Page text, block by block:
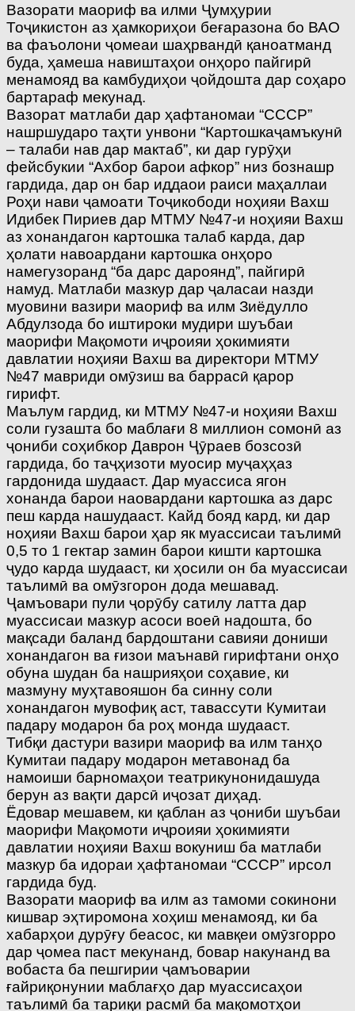
Вазорати маориф ва илми Ҷумҳурии
Тоҷикистон аз ҳамкориҳои беғаразона бо ВАО
ва фаъолони ҷомеаи шаҳрвандӣ қаноатманд
буда, ҳамеша навиштаҳои онҳоро пайгирӣ
менамояд ва камбудиҳои ҷойдошта дар соҳаро
бартараф мекунад.
Вазорат матлаби дар ҳафтаномаи “СССР”
нашршударо таҳти унвони “Картошкаҷамъкунӣ
– талаби нав дар мактаб”, ки дар гурӯҳи
фейсбукии “Ахбор барои афкор” низ бознашр
гардида, дар он бар иддаои раиси маҳаллаи
Роҳи нави ҷамоати Тоҷикободи ноҳияи Вахш
Идибек Пириев дар МТМУ №47-и ноҳияи Вахш
аз хонандагон картошка талаб карда, дар
ҳолати навоардани картошка онҳоро
намегузоранд “ба дарс дароянд”, пайгирӣ
намуд. Матлаби мазкур дар ҷаласаи назди
муовини вазири маориф ва илм Зиёдулло
Абдулзода бо иштироки мудири шуъбаи
маорифи Мақомоти иҷроияи ҳокимияти
давлатии ноҳияи Вахш ва директори МТМУ
№47 мавриди омӯзиш ва баррасӣ қарор
гирифт.
Маълум гардид, ки МТМУ №47-и ноҳияи Вахш
соли гузашта бо маблағи 8 миллион сомонӣ аз
ҷониби соҳибкор Даврон Ҷӯраев бозсозӣ
гардида, бо таҷҳизоти муосир муҷаҳҳаз
гардонида шудааст. Дар муассиса ягон
хонанда барои наовардани картошка аз дарс
пеш карда нашудааст. Кайд бояд кард, ки дар
ноҳияи Вахш барои ҳар як муассисаи таълимӣ
0,5 то 1 гектар замин барои кишти картошка
ҷудо карда шудааст, ки ҳосили он ба муассисаи
таълимӣ ва омӯзгорон дода мешавад.
Ҷамъовари пули ҷорӯбу сатилу латта дар
муассисаи мазкур асоси воеӣ надошта, бо
мақсади баланд бардоштани савияи дониши
хонандагон ва ғизои маънавӣ гирифтани онҳо
обуна шудан ба нашрияҳои соҳавие, ки
мазмуну муҳтавояшон ба синну соли
хонандагон мувофиқ аст, тавассути Кумитаи
падару модарон ба роҳ монда шудааст.
Тибқи дастури вазири маориф ва илм танҳо
Кумитаи падару модарон метавонад ба
намоиши барномаҳои театрикунонидашуда
берун аз вақти дарсӣ иҷозат диҳад.
Ёдовар мешавем, ки қаблан аз ҷониби шуъбаи
маорифи Мақомоти иҷроияи ҳокимияти
давлатии ноҳияи Вахш вокуниш ба матлаби
мазкур ба идораи ҳафтаномаи “СССР” ирсол
гардида буд.
Вазорати маориф ва илм аз тамоми сокинони
кишвар эҳтиромона хоҳиш менамояд, ки ба
хабарҳои дурӯғу беасос, ки мавқеи омӯзгорро
дар ҷомеа паст мекунанд, бовар накунанд ва
вобаста ба пешгирии ҷамъоварии
ғайриқонунии маблағҳо дар муассисаҳои
таълимӣ ба тариқи расмӣ ба мақомотҳои